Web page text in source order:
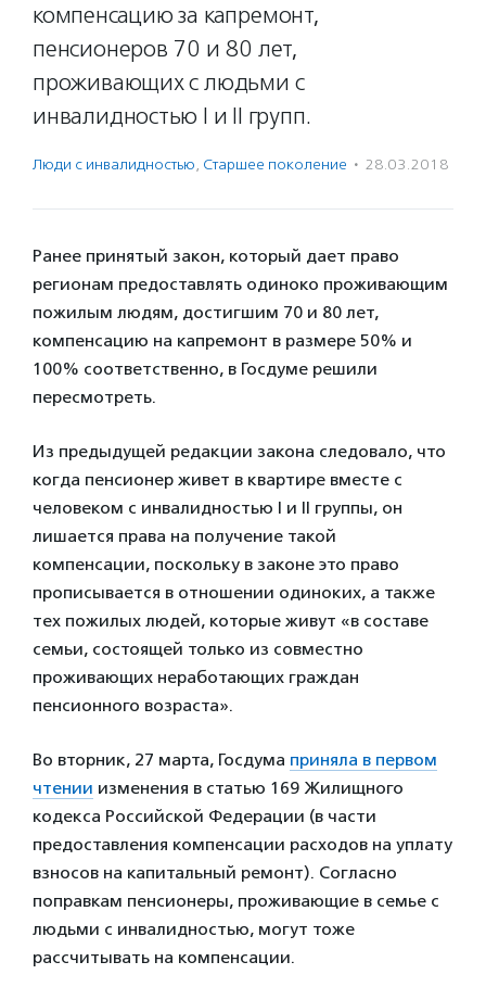
компенсацию за капремонт,
пенсионеров 70 и 80 лет,
проживающих с людьми с
инвалидностью I и II групп.
Люди с инвалидностью, Старшее поколение · 28.03.2018
Ранее принятый закон, который дает право
регионам предоставлять одиноко проживающим
пожилым людям, достигшим 70 и 80 лет,
компенсацию на капремонт в размере 50% и
100% соответственно, в Госдуме решили
пересмотреть.
Из предыдущей редакции закона следовало, что
когда пенсионер живет в квартире вместе с
человеком с инвалидностью I и II группы, он
лишается права на получение такой
компенсации, поскольку в законе это право
прописывается в отношении одиноких, а также
тех пожилых людей, которые живут «в составе
семьи, состоящей только из совместно
проживающих неработающих граждан
пенсионного возраста».
Во вторник, 27 марта, Госдума приняла в первом
чтении изменения в статью 169 Жилищного
кодекса Российской Федерации (в части
предоставления компенсации расходов на уплату
взносов на капитальный ремонт). Согласно
поправкам пенсионеры, проживающие в семье с
людьми с инвалидностью, могут тоже
рассчитывать на компенсации.